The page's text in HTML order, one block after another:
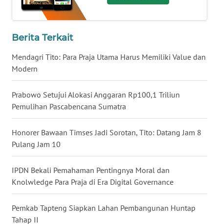
Berita Terkait
Mendagri Tito: Para Praja Utama Harus Memiliki Value dan
Modern
Prabowo Setujui Alokasi Anggaran Rp100,1 Triliun
Pemulihan Pascabencana Sumatra
Honorer Bawaan Timses Jadi Sorotan, Tito: Datang Jam 8
Pulang Jam 10
IPDN Bekali Pemahaman Pentingnya Moral dan
Knolwledge Para Praja di Era Digital Governance
Pemkab Tapteng Siapkan Lahan Pembangunan Huntap
Tahap II
WN
WN
SUMBAR
BENGKULU
LAMPUNG
JATENG